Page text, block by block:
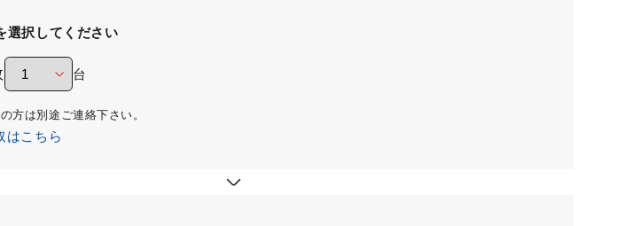
選択してください
台
方は別途ご連絡下さい。
はこちら